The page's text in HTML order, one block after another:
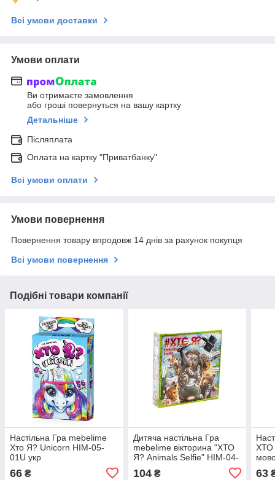
Всі умови доставки
Умови оплати
Ви отримаєте замовлення
або гроші повернуться на вашу картку
Детальніше
Післяплата
Оплата на картку "Приватбанку"
Всі умови оплати
Умови повернення
Повернення товару впродовж 14 днів за рахунок покупця
Всі умови повернення
Подібні товари компанії
Настільна Гра mebelime
Хто Я? Unicorn HIM-05-
01U укр
66 ₴
Дитяча настільна Гра
mebelime вікторина "ХТО
Я? Animals Selfie" HIM-04-
104₴
ХТО
63